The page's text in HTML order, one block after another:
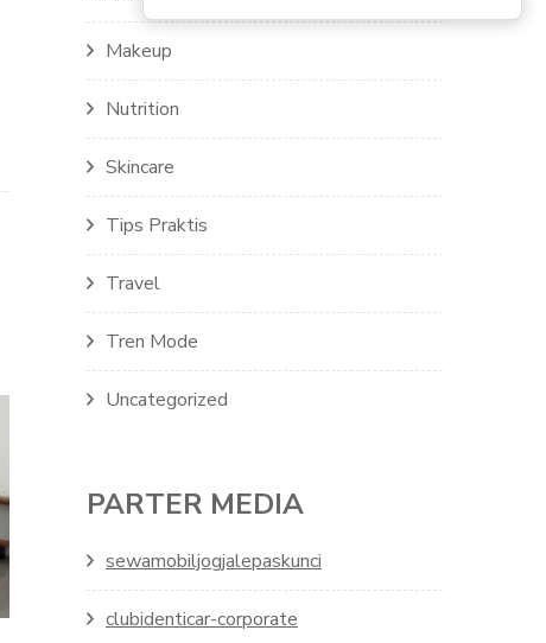
Makeup
Nutrition
Skincare
Tips Praktis
Travel
Tren Mode
Uncategorized
PARTER MEDIA
sewamobiljogjalepaskunci
clubidenticar-corporate